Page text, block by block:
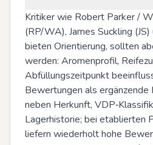
Kritiker wie Robert Parker /
(RP/WA), James Suckling (JS)
bieten Orientierung, sollten
werden: Aromenprofil,
Abfüllungszeitpunkt
Bewertungen als ergänzende
neben Herkunft,
Lagerhistorie; bei etablierten
liefern wiederholt hohe